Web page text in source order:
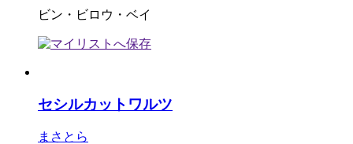
ビン・ビロウ・ベイ
セシルカットワルツ
まさとら